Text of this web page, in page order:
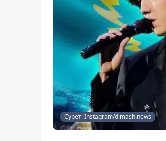
Сурет: Instagram/dimash.news